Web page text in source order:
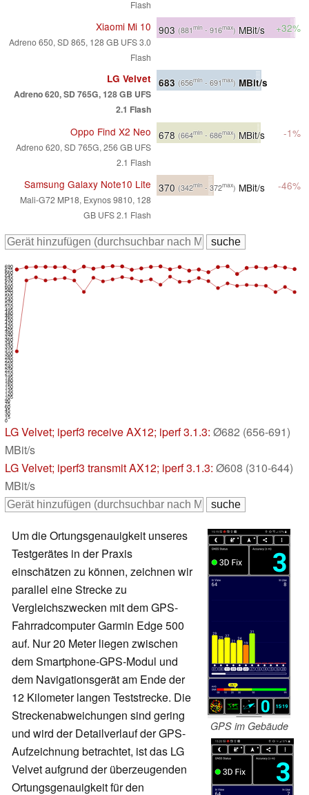
Flash
Xiaomi Mi 10
Adreno 650, SD 865, 128 GB UFS 3.0
Flash
903 (881min - 916max) MBit/s +32%
LG Velvet
Adreno 620, SD 765G, 128 GB UFS
2.1 Flash
683 (656min - 691max) MBit/s
Oppo Find X2 Neo
Adreno 620, SD 765G, 256 GB UFS
2.1 Flash
678 (664min - 686max) MBit/s -1%
Samsung Galaxy Note10 Lite
Mali-G72 MP18, Exynos 9810, 128
GB UFS 2.1 Flash
370 (342min - 372max) MBit/s -46%
0
15
30
45
60
75
90
105
120
135
150
165
180
195
210
225
240
255
270
285
300
315
330
345
360
375
390
405
420
435
450
465
480
495
510
525
540
555
570
585
600
615
630
645
660
675
690
LG Velvet; iperf3 receive AX12; iperf 3.1.3: Ø682 (656-691)
MBit/s
LG Velvet; iperf3 transmit AX12; iperf 3.1.3: Ø608 (310-644)
MBit/s
GPS im Gebäude
Um die Ortungsgenauigkeit unseres
Testgerätes in der Praxis
einschätzen zu können, zeichnen wir
parallel eine Strecke zu
Vergleichszwecken mit dem GPS-
Fahrradcomputer Garmin Edge 500
auf. Nur 20 Meter liegen zwischen
dem Smartphone-GPS-Modul und
dem Navigationsgerät am Ende der
12 Kilometer langen Teststrecke. Die
Streckenabweichungen sind gering
und wird der Detailverlauf der GPS-
Aufzeichnung betrachtet, ist das LG
Velvet aufgrund der überzeugenden
Ortungsgenauigkeit für den